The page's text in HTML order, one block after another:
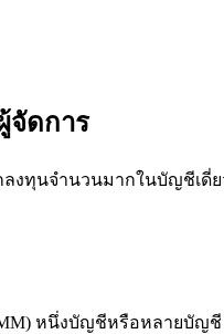
จัดการ
ทุนจำนวนมากในบัญชีเดี่
หนึ่งบัญชีหรือหลายบัญชี